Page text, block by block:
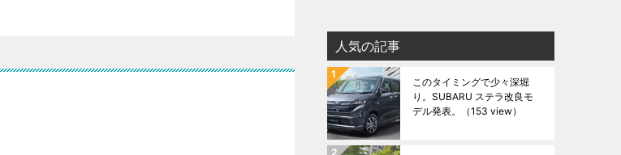
人気の記事
このタイミングで少々深堀
り。SUBARU ステラ改良モ
デル発表。
（153 view）